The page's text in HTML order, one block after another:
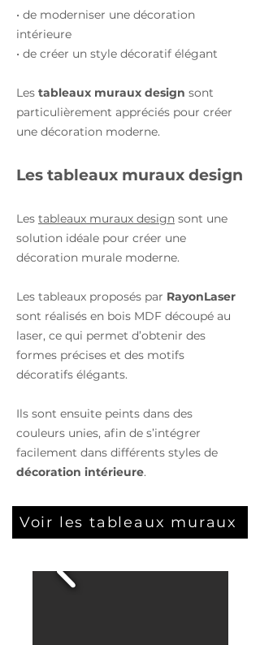
• de moderniser une décoration
intérieure
• de créer un style décoratif élégant
Les tableaux muraux design sont
particulièrement appréciés pour créer
une décoration moderne.
Les tableaux muraux design
Les tableaux muraux design sont une
solution idéale pour créer une
décoration murale moderne.
Les tableaux proposés par RayonLaser
sont réalisés en bois MDF découpé au
laser, ce qui permet d’obtenir des
formes précises et des motifs
décoratifs élégants.
Ils sont ensuite peints dans des
couleurs unies, afin de s’intégrer
facilement dans différents styles de
décoration intérieure.
Voir les tableaux muraux